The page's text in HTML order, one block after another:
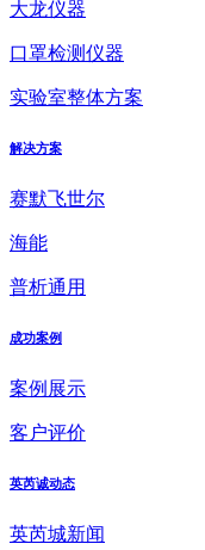
大龙仪器
口罩检测仪器
实验室整体方案
解决方案
赛默飞世尔
海能
普析通用
成功案例
案例展示
客户评价
英芮诚动态
英芮城新闻